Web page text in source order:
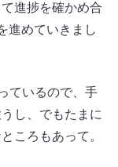
進捗を確かめ合
進めていきまし
ているので、手
し、でもたまに
ころもあって。